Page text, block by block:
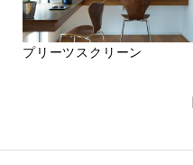
プリーツスクリーン